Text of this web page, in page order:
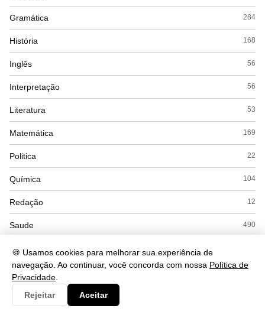
🍪 Usamos cookies para melhorar sua experiência de
navegação. Ao continuar, você concorda com nossa Política de
Privacidade
Rejeitar
Aceitar
Gramática 284
História 168
Inglês 56
Interpretação 56
Literatura 53
Matemática 169
Politica 22
Química 104
Redação 12
Saude 490
Seguranca
Simulados 15
Sociologia